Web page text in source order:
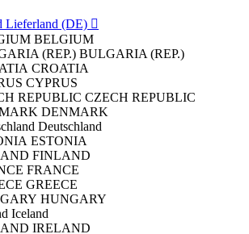
Lieferland (DE) 
BELGIUM
BULGARIA (REP.)
CROATIA
CYPRUS
CZECH REPUBLIC
DENMARK
Deutschland
ESTONIA
FINLAND
FRANCE
GREECE
HUNGARY
Iceland
IRELAND